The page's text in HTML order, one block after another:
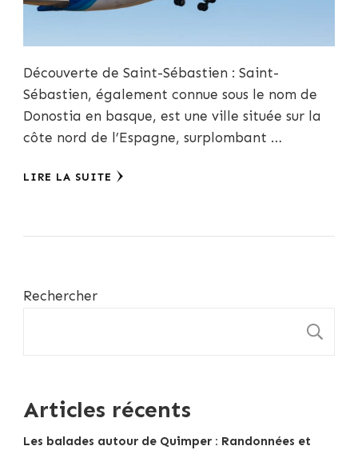
Découverte de Saint-Sébastien : Saint-
Sébastien, également connue sous le nom de
Donostia en basque, est une ville située sur la
côte nord de l’Espagne, surplombant …
LIRE LA SUITE
Rechercher
Articles récents
Les balades autour de Quimper : Randonnées et